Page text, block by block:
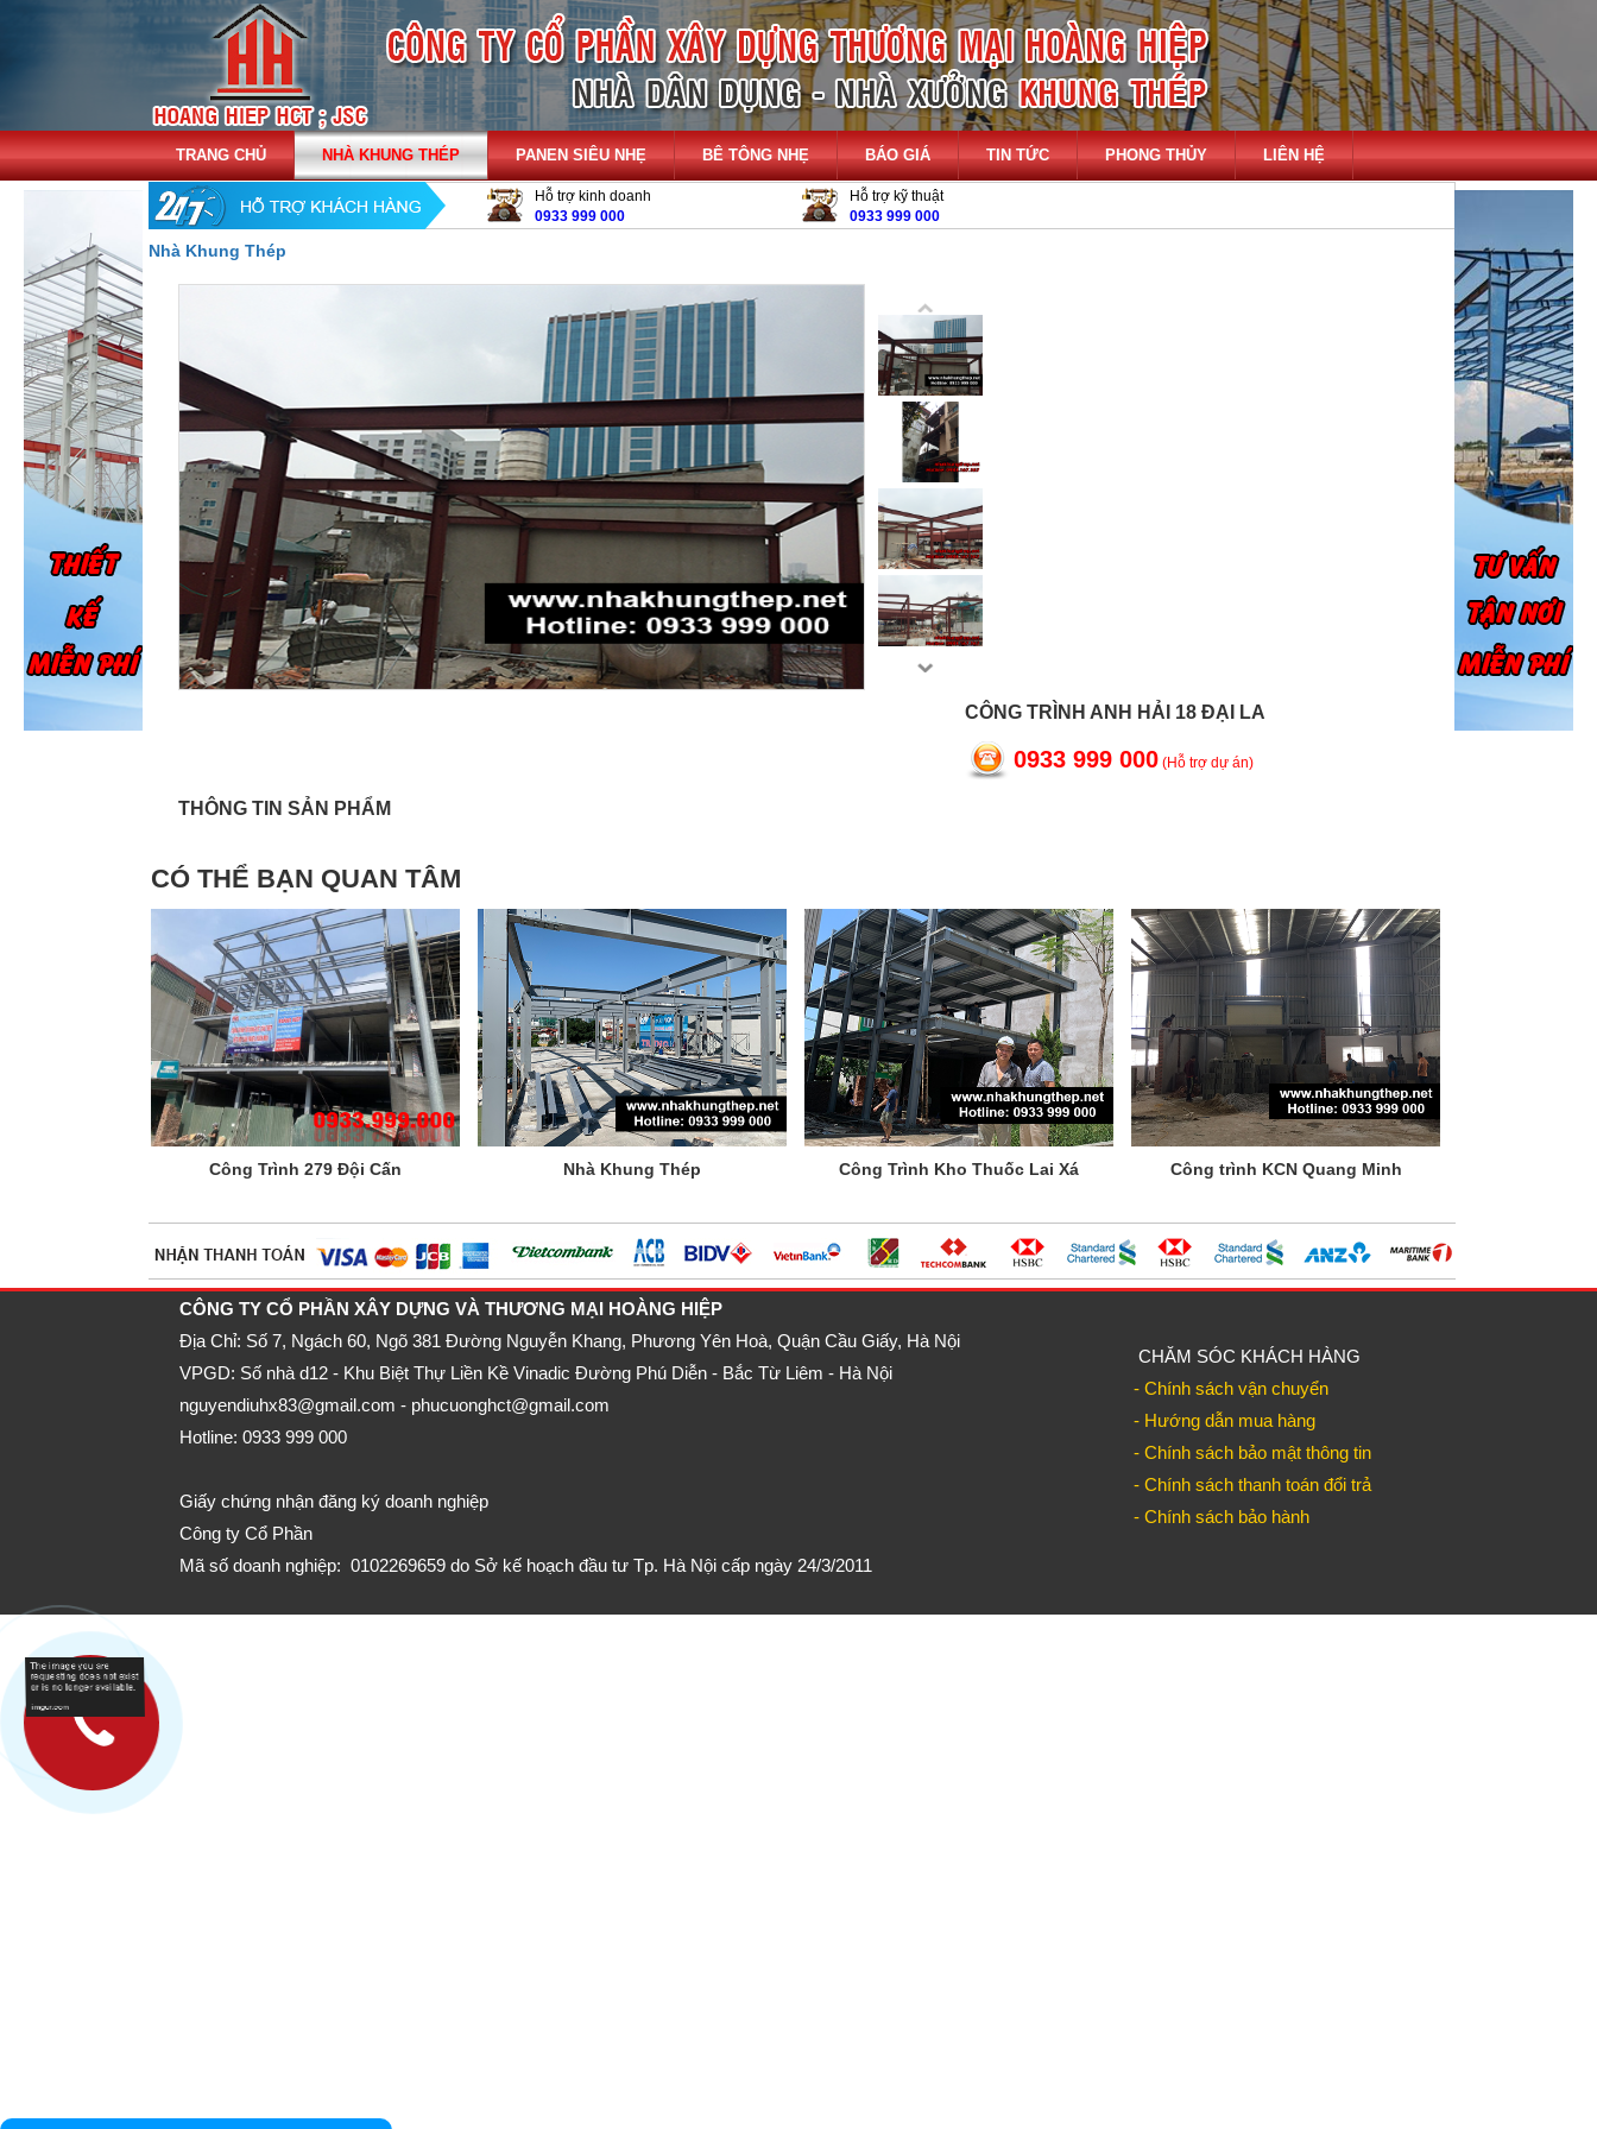
TRANG CHỦ NHÀ KHUNG THÉP PANEN SIÊU NHẸ BÊ TÔNG NHẸ BÁO GIÁ TIN TỨC PHONG THỦY LIÊN HỆ
Hỗ trợ kinh doanh
0933 999 000
Hỗ trợ kỹ thuật
0933 999 000
Nhà Khung Thép
CÔNG TRÌNH ANH HẢI 18 ĐẠI LA
0933 999 000(Hỗ trợ dự án)
THÔNG TIN SẢN PHẨM
CÓ THỂ BẠN QUAN TÂM
Công Trình 279 Đội Cấn Nhà Khung Thép Công Trình Kho Thuốc Lai Xá Công trình KCN Quang Minh
CÔNG TY CỔ PHẦN XÂY DỰNG VÀ THƯƠNG MẠI HOÀNG HIỆP
Địa Chỉ: Số 7, Ngách 60, Ngõ 381 Đường Nguyễn Khang, Phương Yên Hoà, Quận Cầu Giấy, Hà Nội
VPGD: Số nhà d12 - Khu Biệt Thự Liền Kề Vinadic Đường Phú Diễn - Bắc Từ Liêm - Hà Nội
nguyendiuhx83@gmail.com - phucuonghct@gmail.com
Hotline: 0933 999 000
Giấy chứng nhận đăng ký doanh nghiệp
Công ty Cổ Phần
Mã số doanh nghiệp: 0102269659 do Sở kế hoạch đầu tư Tp. Hà Nội cấp ngày 24/3/2011
CHĂM SÓC KHÁCH HÀNG
- Chính sách vận chuyển
- Hướng dẫn mua hàng
- Chính sách bảo mật thông tin
- Chính sách thanh toán đổi trả
- Chính sách bảo hành